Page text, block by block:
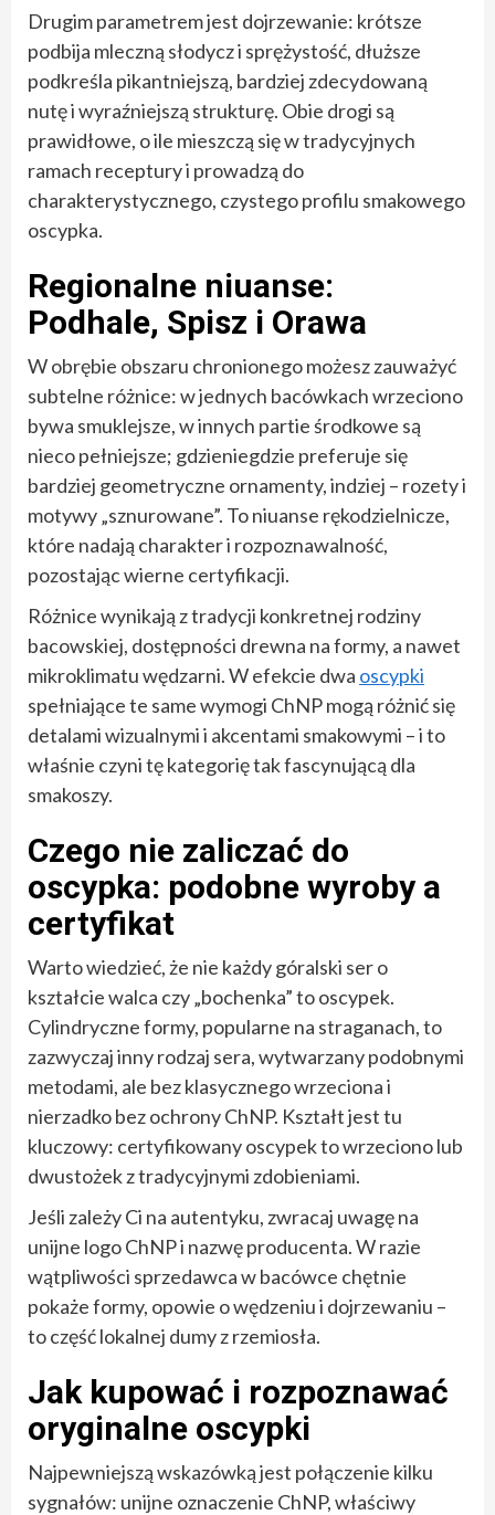
Drugim parametrem jest dojrzewanie: krótsze
podbija mleczną słodycz i sprężystość, dłuższe
podkreśla pikantniejszą, bardziej zdecydowaną
nutę i wyraźniejszą strukturę. Obie drogi są
prawidłowe, o ile mieszczą się w tradycyjnych
ramach receptury i prowadzą do
charakterystycznego, czystego profilu smakowego
oscypka.
Regionalne niuanse:
Podhale, Spisz i Orawa
W obrębie obszaru chronionego możesz zauważyć
subtelne różnice: w jednych bacówkach wrzeciono
bywa smuklejsze, w innych partie środkowe są
nieco pełniejsze; gdzieniegdzie preferuje się
bardziej geometryczne ornamenty, indziej – rozety i
motywy „sznurowane”. To niuanse rękodzielnicze,
które nadają charakter i rozpoznawalność,
pozostając wierne certyfikacji.
Różnice wynikają z tradycji konkretnej rodziny
bacowskiej, dostępności drewna na formy, a nawet
mikroklimatu wędzarni. W efekcie dwa oscypki
spełniające te same wymogi ChNP mogą różnić się
detalami wizualnymi i akcentami smakowymi – i to
właśnie czyni tę kategorię tak fascynującą dla
smakoszy.
Czego nie zaliczać do
oscypka: podobne wyroby a
certyfikat
Warto wiedzieć, że nie każdy góralski ser o
kształcie walca czy „bochenka” to oscypek.
Cylindryczne formy, popularne na straganach, to
zazwyczaj inny rodzaj sera, wytwarzany podobnymi
metodami, ale bez klasycznego wrzeciona i
nierzadko bez ochrony ChNP. Kształt jest tu
kluczowy: certyfikowany oscypek to wrzeciono lub
dwustożek z tradycyjnymi zdobieniami.
Jeśli zależy Ci na autentyku, zwracaj uwagę na
unijne logo ChNP i nazwę producenta. W razie
wątpliwości sprzedawca w bacówce chętnie
pokaże formy, opowie o wędzeniu i dojrzewaniu –
to część lokalnej dumy z rzemiosła.
Jak kupować i rozpoznawać
oryginalne oscypki
Najpewniejszą wskazówką jest połączenie kilku
sygnałów: unijne oznaczenie ChNP, właściwy